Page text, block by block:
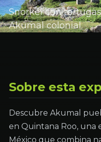
Snorkel con
Akumal colonial.
Sobre esta
Descubre Akumal
en Quintana Roo, una
México que combina